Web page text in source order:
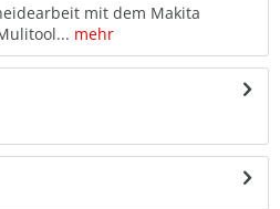
mit dem Makita
mehr